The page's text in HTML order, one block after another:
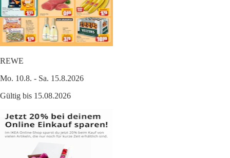
REWE
Mo. 10.8. - Sa. 15.8.2026
Gültig bis 15.08.2026